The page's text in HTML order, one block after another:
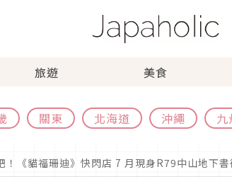
旅遊 美食
關東 北海道 沖繩 九
！《貓福珊迪》快閃店 7 月現身R79中山地下書